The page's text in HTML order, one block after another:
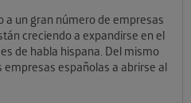
a un gran número de empresas
creciendo a expandirse en el
de habla hispana. Del mismo
españolas a abrirse al